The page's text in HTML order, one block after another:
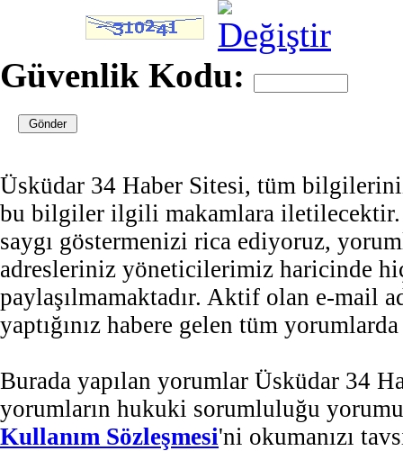
Güvenlik Kodu:
Üsküdar 34 Haber Sitesi, tüm
bu bilgiler ilgili makamlara iletilecektir.
saygı göstermenizi rica ediyoruz,
adresleriniz yöneticilerimiz haricinde
paylaşılmamaktadır. Aktif olan e-mail
yaptığınız habere gelen tüm
Burada yapılan yorumlar Üsküdar 34
yorumların hukuki sorumluluğu
Kullanım Sözleşmesi'ni okumanızı